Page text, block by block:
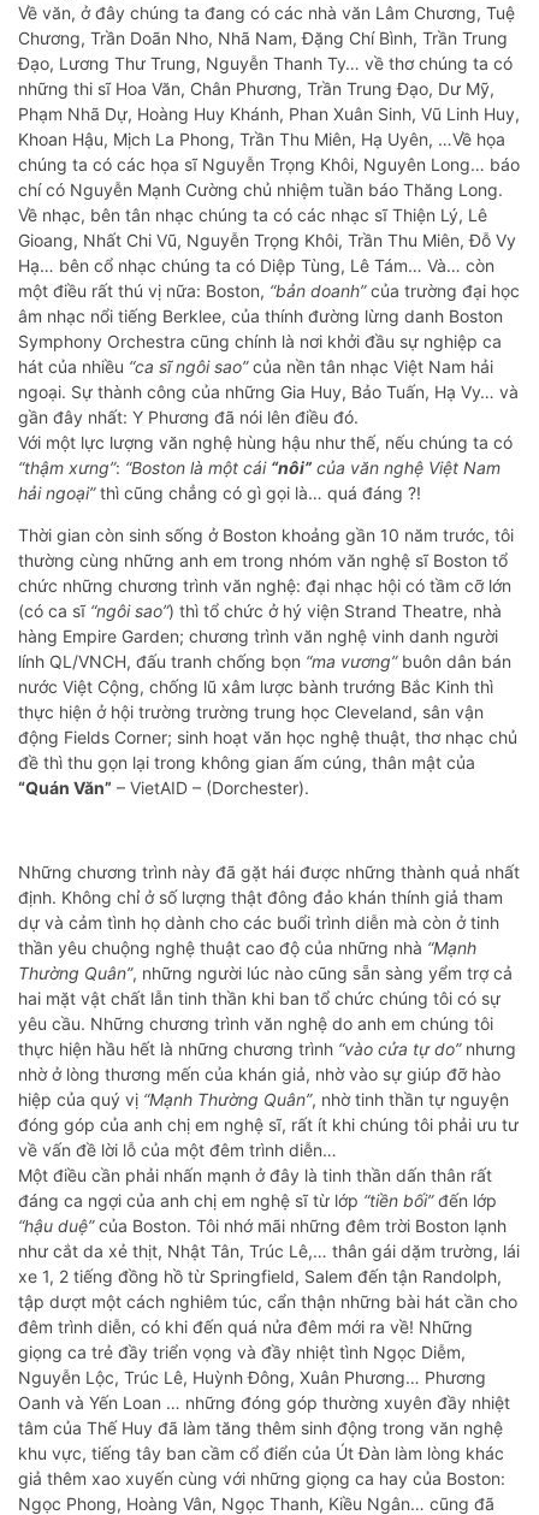
Về văn, ở đây chúng ta đang có các nhà văn Lâm Chương, Tuệ
Chương, Trần Doãn Nho, Nhã Nam, Đặng Chí Bình, Trần Trung
Đạo, Lương Thư Trung, Nguyễn Thanh Ty… về thơ chúng ta có
những thi sĩ Hoa Văn, Chân Phương, Trần Trung Đạo, Dư Mỹ,
Phạm Nhã Dự, Hoàng Huy Khánh, Phan Xuân Sinh, Vũ Linh Huy,
Khoan Hậu, Mịch La Phong, Trần Thu Miên, Hạ Uyên, …Về họa
chúng ta có các họa sĩ Nguyễn Trọng Khôi, Nguyên Long… báo
chí có Nguyễn Mạnh Cường chủ nhiệm tuần báo Thăng Long.
Về nhạc, bên tân nhạc chúng ta có các nhạc sĩ Thiện Lý, Lê
Gioang, Nhất Chi Vũ, Nguyễn Trọng Khôi, Trần Thu Miên, Đỗ Vy
Hạ… bên cổ nhạc chúng ta có Diệp Tùng, Lê Tám… Và… còn
một điều rất thú vị nữa: Boston, “bản doanh”của trường đại học
âm nhạc nổi tiếng Berklee, của thính đường lừng danh Boston
Symphony Orchestra cũng chính là nơi khởi đầu sự nghiệp ca
hát của nhiều “ca sĩ ngôi sao”của nền tân nhạc Việt Nam hải
ngoại. Sự thành công của những Gia Huy, Bảo Tuấn, Hạ Vy… và
gần đây nhất: Y Phương đã nói lên điều đó.
Với một lực lượng văn nghệ hùng hậu như thế, nếu chúng ta có
“thậm xưng”: “Boston là một cái “nôi” của văn nghệ Việt Nam
hải ngoại”thì cũng chẳng có gì gọi là… quá đáng ?!
Thời gian còn sinh sống ở Boston khoảng gần 10 năm trước, tôi
thường cùng những anh em trong nhóm văn nghệ sĩ Boston tổ
chức những chương trình văn nghệ: đại nhạc hội có tầm cỡ lớn
(có ca sĩ “ngôi sao”) thì tổ chức ở hý viện Strand Theatre, nhà
hàng Empire Garden; chương trình văn nghệ vinh danh người
lính QL/VNCH, đấu tranh chống bọn “ma vương”buôn dân bán
nước Việt Cộng, chống lũ xâm lược bành trướng Bắc Kinh thì
thực hiện ở hội trường trường trung học Cleveland, sân vận
động Fields Corner; sinh hoạt văn học nghệ thuật, thơ nhạc chủ
đề thì thu gọn lại trong không gian ấm cúng, thân mật của
“Quán Văn” – VietAID – (Dorchester).
Những chương trình này đã gặt hái được những thành quả nhất
định. Không chỉ ở số lượng thật đông đảo khán thính giả tham
dự và cảm tình họ dành cho các buổi trình diễn mà còn ở tinh
thần yêu chuộng nghệ thuật cao độ của những nhà “Mạnh
Thường Quân”, những người lúc nào cũng sẵn sàng yểm trợ cả
hai mặt vật chất lẫn tinh thần khi ban tổ chức chúng tôi có sự
yêu cầu. Những chương trình văn nghệ do anh em chúng tôi
thực hiện hầu hết là những chương trình “vào cửa tự do”nhưng
nhờ ở lòng thương mến của khán giả, nhờ vào sự giúp đỡ hào
hiệp của quý vị “Mạnh Thường Quân”, nhờ tinh thần tự nguyện
đóng góp của anh chị em nghệ sĩ, rất ít khi chúng tôi phải ưu tư
về vấn đề lời lỗ của một đêm trình diễn…
Một điều cần phải nhấn mạnh ở đây là tinh thần dấn thân rất
đáng ca ngợi của anh chị em nghệ sĩ từ lớp “tiền bối”đến lớp
“hậu duệ”của Boston. Tôi nhớ mãi những đêm trời Boston lạnh
như cắt da xẻ thịt, Nhật Tân, Trúc Lê,… thân gái dặm trường, lái
xe 1, 2 tiếng đồng hồ từ Springfield, Salem đến tận Randolph,
tập dượt một cách nghiêm túc, cẩn thận những bài hát cần cho
đêm trình diễn, có khi đến quá nửa đêm mới ra về! Những
giọng ca trẻ đầy triển vọng và đầy nhiệt tình Ngọc Diễm,
Nguyễn Lộc, Trúc Lê, Huỳnh Đông, Xuân Phương… Phương
Oanh và Yến Loan … những đóng góp thường xuyên đầy nhiệt
tâm của Thế Huy đã làm tăng thêm sinh động trong văn nghệ
khu vực, tiếng tây ban cầm cổ điển của Út Đàn làm lòng khác
giả thêm xao xuyến cùng với những giọng ca hay của Boston:
Ngọc Phong, Hoàng Vân, Ngọc Thanh, Kiều Ngân… cũng đã